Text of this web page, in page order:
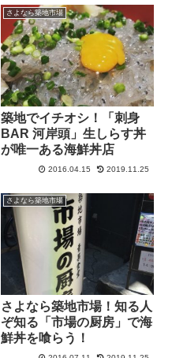
さよなら築地市場
築地でイチオシ！「刺身
BAR 河岸頭」生しらす丼
が唯一ある海鮮丼店
2016.04.15 2019.11.25
さよなら築地市場
さよなら築地市場！知る人
ぞ知る「市場の厨房」で海
鮮丼を喰らう！